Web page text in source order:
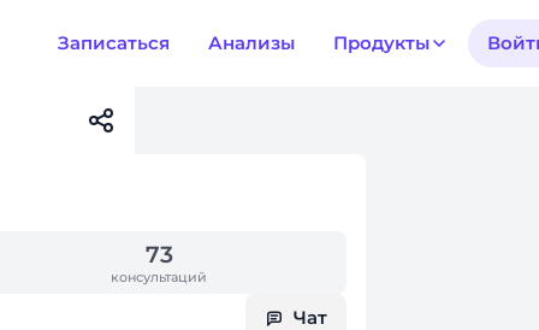
Записаться Анализы Продукты
73
консультаций
Чат